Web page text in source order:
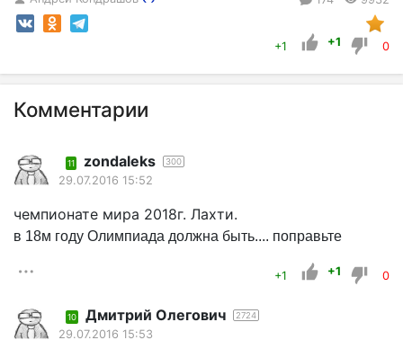
+1 +1 0
Комментарии
11 zondaleks 300
29.07.2016 15:52
чемпионате мира 2018г. Лахти.
в 18м году Олимпиада должна быть.... поправьте
+1 +1 0
10 Дмитрий Олегович 2724
29.07.2016 15:53